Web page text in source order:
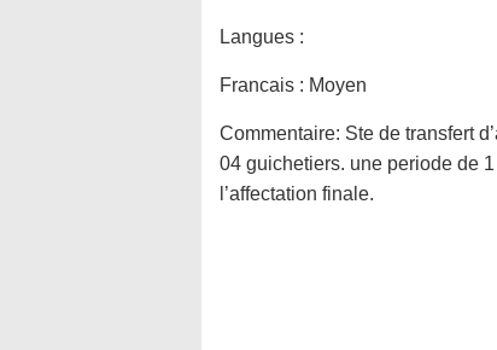
Langues :
Francais : Moyen
Commentaire: Ste de transfert
04 guichetiers. une periode de
l’affectation finale.